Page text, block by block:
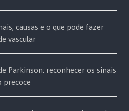
causas e o que pode fazer
vascular
Parkinson: reconhecer os sinais
precoce